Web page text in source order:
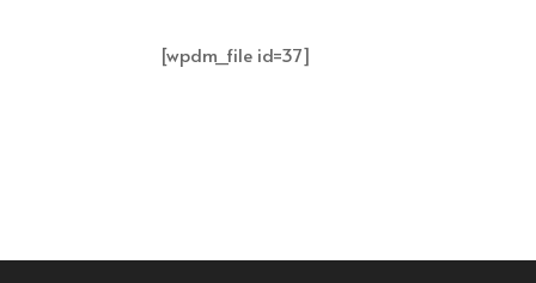
[wpdm_file id=37]